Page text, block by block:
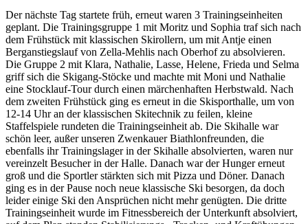
Der nächste Tag startete früh, erneut waren 3 Trainingseinheiten
geplant. Die Trainingsgruppe 1 mit Moritz und Sophia traf sich nach
dem Frühstück mit klassischen Skirollern, um mit Antje einen
Berganstiegslauf von Zella-Mehlis nach Oberhof zu absolvieren.
Die Gruppe 2 mit Klara, Nathalie, Lasse, Helene, Frieda und Selma
griff sich die Skigang-Stöcke und machte mit Moni und Nathalie
eine Stocklauf-Tour durch einen märchenhaften Herbstwald. Nach
dem zweiten Frühstück ging es erneut in die Skisporthalle, um von
12-14 Uhr an der klassischen Skitechnik zu feilen, kleine
Staffelspiele rundeten die Trainingseinheit ab. Die Skihalle war
schön leer, außer unseren Zwenkauer Biathlonfreunden, die
ebenfalls ihr Trainingslager in der Skihalle absolvierten, waren nur
vereinzelt Besucher in der Halle. Danach war der Hunger erneut
groß und die Sportler stärkten sich mit Pizza und Döner. Danach
ging es in der Pause noch neue klassische Ski besorgen, da doch
leider einige Ski den Ansprüchen nicht mehr genügten. Die dritte
Trainingseinheit wurde im Fitnessbereich der Unterkunft absolviert,